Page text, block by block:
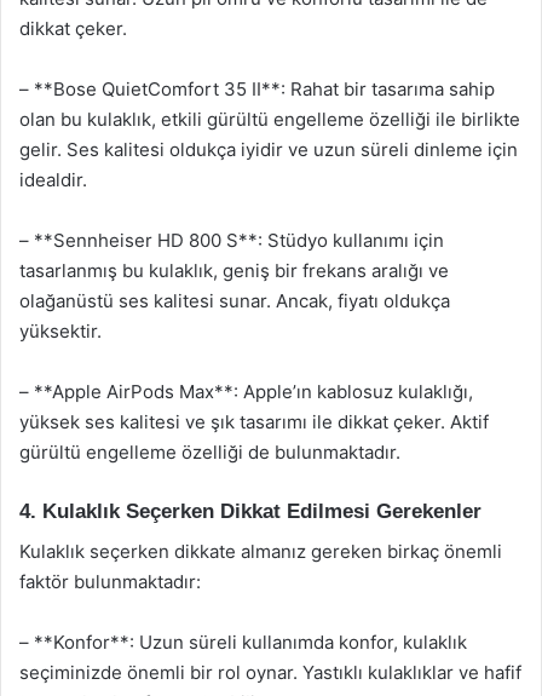
dikkat çeker.
– **Bose QuietComfort 35 II**: Rahat bir tasarıma sahip
olan bu kulaklık, etkili gürültü engelleme özelliği ile birlikte
gelir. Ses kalitesi oldukça iyidir ve uzun süreli dinleme için
idealdir.
– **Sennheiser HD 800 S**: Stüdyo kullanımı için
tasarlanmış bu kulaklık, geniş bir frekans aralığı ve
olağanüstü ses kalitesi sunar. Ancak, fiyatı oldukça
yüksektir.
– **Apple AirPods Max**: Apple’ın kablosuz kulaklığı,
yüksek ses kalitesi ve şık tasarımı ile dikkat çeker. Aktif
gürültü engelleme özelliği de bulunmaktadır.
4. Kulaklık Seçerken Dikkat Edilmesi Gerekenler
Kulaklık seçerken dikkate almanız gereken birkaç önemli
faktör bulunmaktadır:
– **Konfor**: Uzun süreli kullanımda konfor, kulaklık
seçiminizde önemli bir rol oynar. Yastıklı kulaklıklar ve hafif